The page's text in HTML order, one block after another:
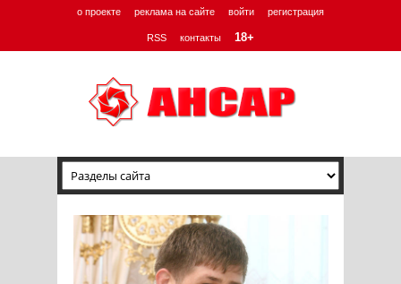
о проекте реклама на сайте войти регистрация
RSS контакты 18+